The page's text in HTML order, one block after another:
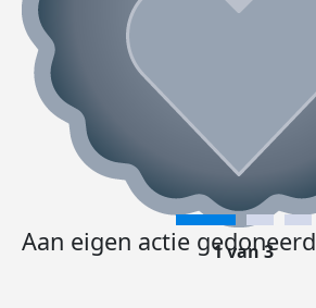
Aan eigen actie gedoneerd
1 van 3